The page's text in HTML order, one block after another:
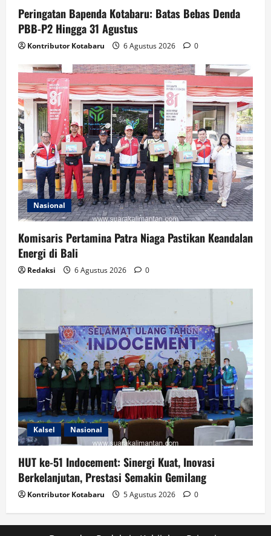
Peringatan Bapenda Kotabaru: Batas Bebas Denda
PBB-P2 Hingga 31 Agustus
Kontributor Kotabaru 6 Agustus 2026 0
Nasional
Komisaris Pertamina Patra Niaga Pastikan Keandalan
Energi di Bali
Redaksi 6 Agustus 2026 0
Kalsel Nasional
HUT ke-51 Indocement: Sinergi Kuat, Inovasi
Berkelanjutan, Prestasi Semakin Gemilang
Kontributor Kotabaru 5 Agustus 2026 0